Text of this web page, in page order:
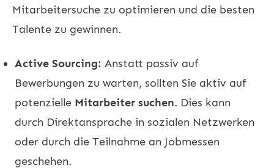
Mitarbeitersuche zu optimieren und die besten
Talente zu gewinnen.
Active Sourcing: Anstatt passiv auf
Bewerbungen zu warten, sollten Sie aktiv auf
potenzielle Mitarbeiter suchen. Dies kann
durch Direktansprache in sozialen Netzwerken
oder durch die Teilnahme an Jobmessen
geschehen.